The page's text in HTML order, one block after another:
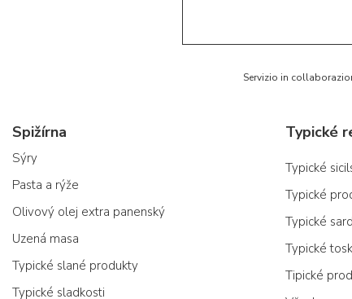
Servizio in
Spižírna
Sýry
Pasta a rýže
Olivový olej extra panenský
Uzená masa
Typické slané produkty
Typické sladkosti
Typické
Typické
Typické
Typické
Typické
Tipické